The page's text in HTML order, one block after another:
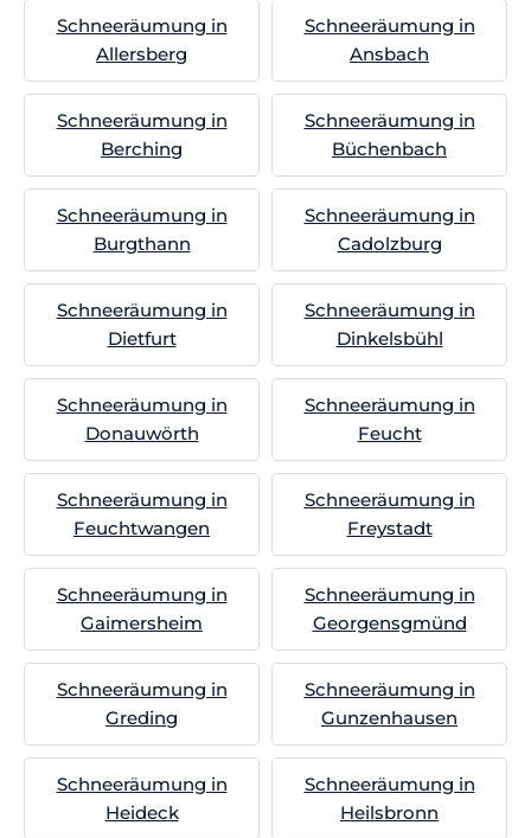
Schneeräumung in
Allersberg
Schneeräumung in
Ansbach
Schneeräumung in
Berching
Schneeräumung in
Büchenbach
Schneeräumung in
Burgthann
Schneeräumung in
Cadolzburg
Schneeräumung in
Dietfurt
Schneeräumung in
Dinkelsbühl
Schneeräumung in
Donauwörth
Schneeräumung in
Feucht
Schneeräumung in
Feuchtwangen
Schneeräumung in
Freystadt
Schneeräumung in
Gaimersheim
Schneeräumung in
Georgensgmünd
Schneeräumung in
Greding
Schneeräumung in
Gunzenhausen
Schneeräumung in
Heideck
Schneeräumung in
Heilsbronn